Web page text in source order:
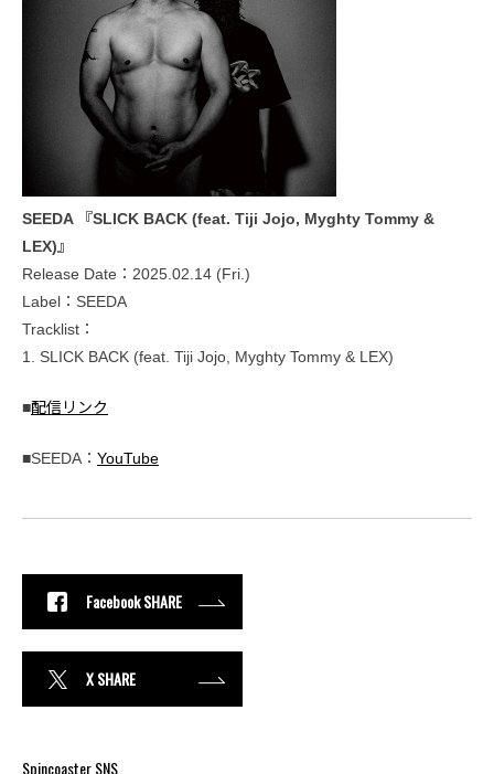
SEEDA 『SLICK BACK (feat. Tiji Jojo, Myghty Tommy &
LEX)』
Release Date：2025.02.14 (Fri.)
Label：SEEDA
Tracklist：
1. SLICK BACK (feat. Tiji Jojo, Myghty Tommy & LEX)
■配信リンク
■SEEDA： YouTube
Facebook SHARE
X SHARE
Spincoaster SNS